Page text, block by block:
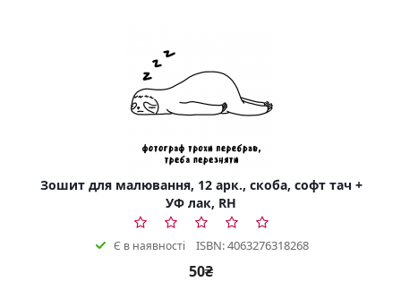
Зошит для малювання, 12 арк., скоба, софт тач +
УФ лак, RH
Є в наявності ISBN: 4063276318268
50₴